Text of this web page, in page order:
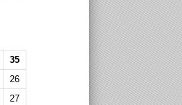
35
26
27